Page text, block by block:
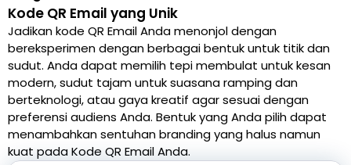
Kode QR Email yang Unik
Jadikan kode QR Email Anda menonjol dengan
bereksperimen dengan berbagai bentuk untuk titik dan
sudut. Anda dapat memilih tepi membulat untuk kesan
modern, sudut tajam untuk suasana ramping dan
berteknologi, atau gaya kreatif agar sesuai dengan
preferensi audiens Anda. Bentuk yang Anda pilih dapat
menambahkan sentuhan branding yang halus namun
kuat pada Kode QR Email Anda.